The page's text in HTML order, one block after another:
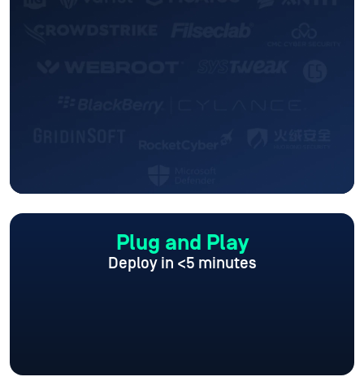
Plug and Play
Deploy in <5 minutes